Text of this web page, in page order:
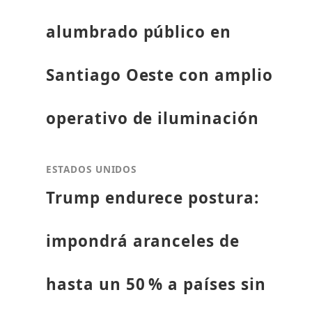
alumbrado público en
Santiago Oeste con amplio
operativo de iluminación
ESTADOS UNIDOS
Trump endurece postura:
impondrá aranceles de
hasta un 50 % a países sin